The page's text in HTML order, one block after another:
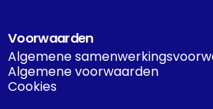
Voorwaarden
Algemene
Algemene voorwaarden
Cookies